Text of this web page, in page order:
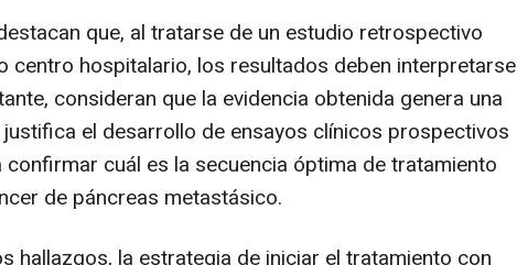
que, al tratarse de un estudio retrospectivo
centro hospitalario, los resultados deben interpretarse
consideran que la evidencia obtenida genera una
el desarrollo de ensayos clínicos prospectivos
cuál es la secuencia óptima de tratamiento
de páncreas metastásico.
hallazgos, la estrategia de iniciar el tratamiento con